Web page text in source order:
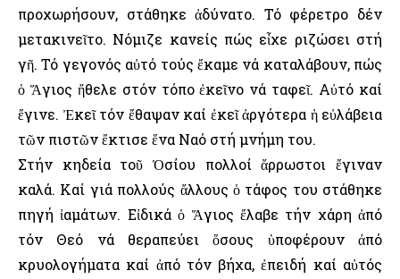
προχωρήσουν, στάθηκε ἀδύνατο. Τό φέρετρο δέν
μετακινεῖτο. Νόμιζε κανείς πώς εἶχε ριζώσει στή
γῆ. Τό γεγονός αὐτό τούς ἔκαμε νά καταλάβουν, πώς
ὁ Ἅγιος ἤθελε στόν τόπο ἐκεῖνο νά ταφεῖ. Αὐτό καί
ἔγινε. Ἐκεῖ τόν ἔθαψαν καί ἐκεῖ ἀργότερα ἡ εὐλάβεια
τῶν πιστῶν ἔκτισε ἕνα Ναό στή μνήμη του.
Στήν κηδεία τοῦ Ὁσίου πολλοί ἄρρωστοι ἔγιναν
καλά. Καί γιά πολλούς ἄλλους ὁ τάφος του στάθηκε
πηγή ἰαμάτων. Εἰδικά ὁ Ἅγιος ἔλαβε τήν χάρη ἀπό
τόν Θεό νά θεραπεύει ὅσους ὑποφέρουν ἀπό
κρυολογήματα καί ἀπό τόν βήχα, ἐπειδή καί αὐτός